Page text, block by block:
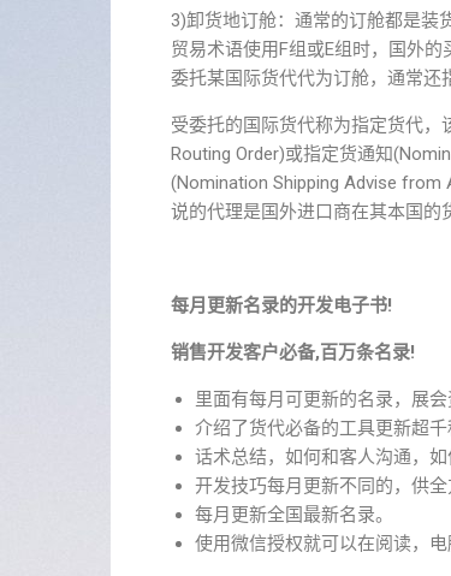
3)卸货地订舱：通常的订舱都是装
贸易术语使用F组或E组时，国外
委托某国际货代代为订舱，通常还
受委托的国际货代称为指定货代，
Routing Order)或指定货通知
(Nomination Shipping Advise from
说的代理是国外进口商在其本国的
每月更新名录的开发电子书!
销售开发客户必备,百万条名录!
里面有每月可更新的名录，展
介绍了货代必备的工具更新超
话术总结，如何和客人沟通，
开发技巧每月更新不同的，供全
每月更新全国最新名录。
使用微信授权就可以在阅读，